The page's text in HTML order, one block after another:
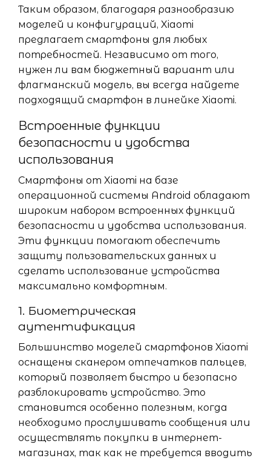
Таким образом, благодаря разнообразию
моделей и конфигураций, Xiaomi
предлагает смартфоны для любых
потребностей. Независимо от того,
нужен ли вам бюджетный вариант или
флагманский модель, вы всегда найдете
подходящий смартфон в линейке Xiaomi.
Встроенные функции
безопасности и удобства
использования
Смартфоны от Xiaomi на базе
операционной системы Android обладают
широким набором встроенных функций
безопасности и удобства использования.
Эти функции помогают обеспечить
защиту пользовательских данных и
сделать использование устройства
максимально комфортным.
1. Биометрическая
аутентификация
Большинство моделей смартфонов Xiaomi
оснащены сканером отпечатков пальцев,
который позволяет быстро и безопасно
разблокировать устройство. Это
становится особенно полезным, когда
необходимо прослушивать сообщения или
осуществлять покупки в интернет-
магазинах, так как не требуется вводить